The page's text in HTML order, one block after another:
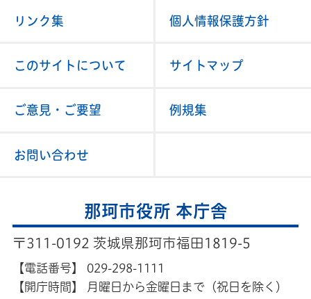
リンク集 個人情報保護方針
このサイトについて サイトマップ
ご意見・ご要望 例規集
お問い合わせ
那珂市役所 本庁舎
〒311-0192 茨城県那珂市福田1819-5
【電話番号】
029-298-1111
【開庁時間】
月曜日から金曜日まで（祝日を除く）